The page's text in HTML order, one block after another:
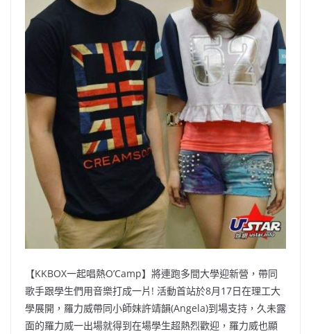
【KKBOX一起唱熱O’Camp】將連跑多間大學迎新營， 帶同
歌手跟學生們用音樂打成一片! 活動首站於8月17日在理工大
學展開，羅力威帶同小師妹許靖韻(Angela)到場支持， 久未露
面的羅力威一出場就得到在場學生超熱烈歡迎， 羅力威也顯